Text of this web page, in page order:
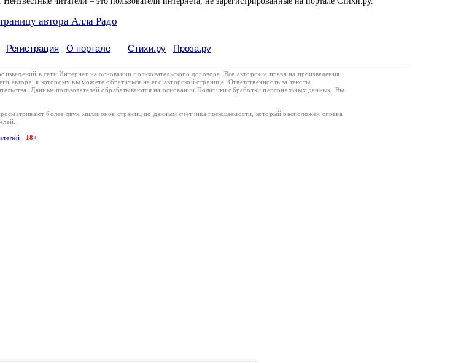
автора Алла Радо
Регистрация О портале Стихи.ру Проза.ру
в сети Интернет на основаниипользовательского договора
. Все авторские права на произведения
автора, к которому вы можете обратиться на его авторской странице. Ответственность за тексты
. Данные пользователей обрабатываются на основании Политики обработки персональных данных
. Вы
более двух миллионов страниц по данным счетчика посещаемости, который расположен справа
18+